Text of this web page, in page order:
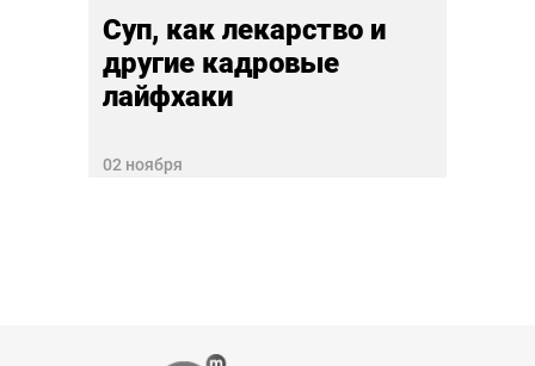
Суп, как лекарство и
другие кадровые
лайфхаки
02 ноября